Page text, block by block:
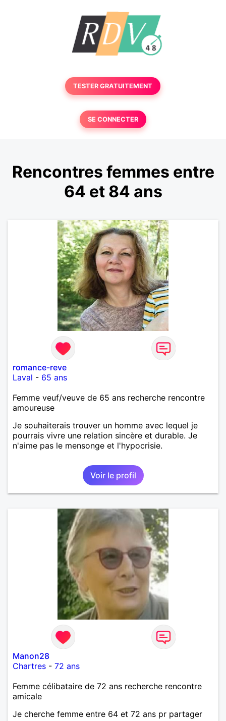
TESTER GRATUITEMENT
SE CONNECTER
Rencontres femmes entre
64 et 84 ans
romance-reve
Laval - 65 ans
Femme veuf/veuve de 65 ans recherche rencontre
amoureuse
Je souhaiterais trouver un homme avec lequel je
pourrais vivre une relation sincère et durable. Je
n'aime pas le mensonge et l'hypocrisie.
Voir le profil
Manon28
Chartres - 72 ans
Femme célibataire de 72 ans recherche rencontre
amicale
Je cherche femme entre 64 et 72 ans pr partager